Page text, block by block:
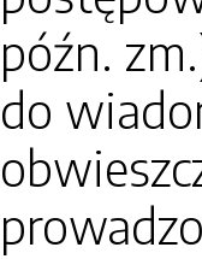
późn.
do